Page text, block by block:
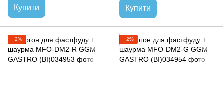
Купити Купити
−2% −2%